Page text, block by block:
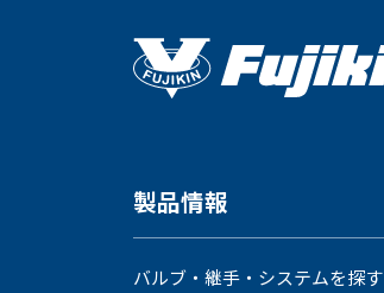
製品情報
バルブ・継手・システムを探す